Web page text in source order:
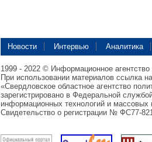
Новости Интервью Аналитика
1999 - 2022 © Информационное
При использовании материалов ссылка
«Свердловское областное агентство
зарегистрировано в Федеральной
информационных технологий и массовых
Свидетельство о регистрации № ФС77-